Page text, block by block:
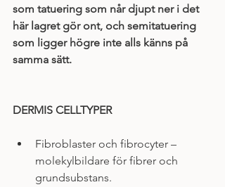
som tatuering som når djupt ner i det
här lagret gör ont, och semitatuering
som ligger högre inte alls känns på
samma sätt.
DERMIS CELLTYPER
Fibroblaster och fibrocyter –
molekylbildare för fibrer och
grundsubstans.